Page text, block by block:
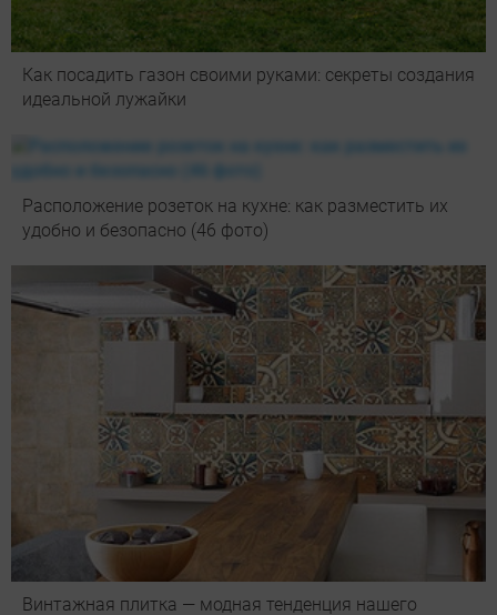
Как посадить газон своими руками: секреты создания
идеальной лужайки
Расположение розеток на кухне: как разместить их
удобно и безопасно (46 фото)
Винтажная плитка — модная тенденция нашего